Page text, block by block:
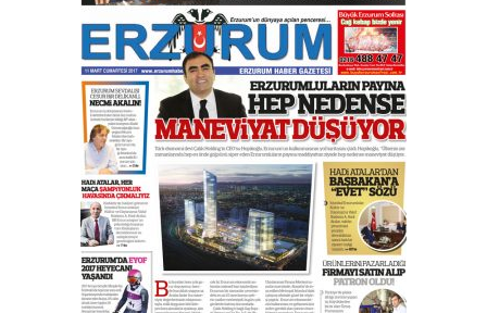
Bir fotoğraf, bir şehir, bir
gazeteci… Dizginler kimin
elinde?
31 Mart 2026 Salı
A. Berhan Yılmaz
BİR BÖLÜM DEĞİL, BİR ÖMÜR
SEÇİYORSUNUZ… “NEDEN
ATATÜRK ÜNİVERSİTESİ?”
28 Temmuz 2026 Salı
Ahmet Gökhan YAZICI
Ahmed Yesevi’den bir Alperen…
”Reisimiz” idi… Hakka yürüdü.!
26 Mart 2026 Perşembe
Cem Bakırcı